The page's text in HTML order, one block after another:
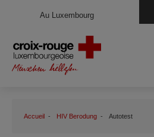
Au Luxembourg
Accueil HIV Berodung Autotest